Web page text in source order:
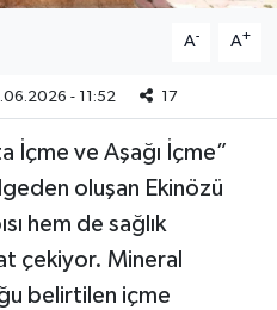
A- A+
- 11:52 17
İçme ve Aşağı İçme”
oluşan Ekinözü
hem de sağlık
çekiyor. Mineral
belirtilen içme